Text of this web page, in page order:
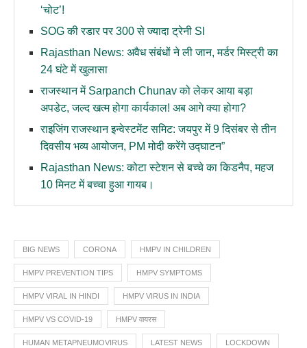
‘चोट’!
SOG की रडार पर 300 से ज्यादा ट्रेनी SI
Rajasthan News: अवैध संबंधों ने ली जान, मर्डर मिस्ट्री का
24 घंटे में खुलासा
राजस्थान में Sarpanch Chunav को लेकर आया बड़ा
अपडेट, जल्द खत्म होगा कार्यकाल! अब आगे क्या होगा?
राइजिंग राजस्थान इन्वेस्टमेंट समिट: जयपुर में 9 दिसंबर से तीन
दिवसीय भव्य आयोजन, PM मोदी करेंगे उद्घाटन”
Rajasthan News: कोटा स्टेशन से बच्चे का किडनैप, महज
10 मिनट में बच्चा हुआ गायब।
BIG NEWS CORONA HMPV IN CHILDREN
HMPV PREVENTION TIPS HMPV SYMPTOMS
HMPV VIRAL IN HINDI HMPV VIRUS IN INDIA
HMPV VS COVID-19 HMPV वायरस
HUMAN METAPNEUMOVIRUS LATEST NEWS LOCKDOWN